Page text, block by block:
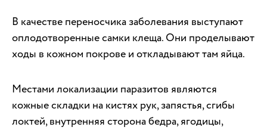
В качестве переносчика заболевания выступают
оплодотворенные самки клеща. Они проделывают
ходы в кожном покрове и откладывают там яйца.
Местами локализации паразитов являются
кожные складки на кистях рук, запястья, сгибы
локтей, внутренняя сторона бедра, ягодицы,